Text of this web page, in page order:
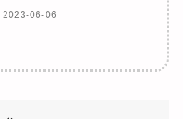
2023-06-06